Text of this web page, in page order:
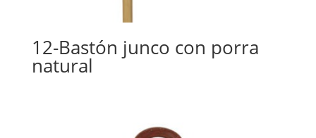
12-Bastón junco con porra
natural